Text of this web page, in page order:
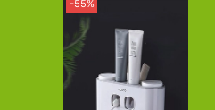
-55%